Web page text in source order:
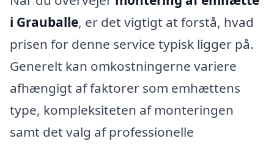
i Grauballe, er det vigtigt at forstå, hvad
prisen for denne service typisk ligger på.
Generelt kan omkostningerne variere
afhængigt af faktorer som emhættens
type, kompleksiteten af monteringen
samt det valg af professionelle